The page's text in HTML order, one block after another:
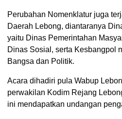
Perubahan Nomenklatur juga
Daerah Lebong, diantaranya
yaitu Dinas Pemerintahan
Dinas Sosial, serta Kesbangpol
Bangsa dan Politik.
Acara dihadiri pula Wabup
perwakilan Kodim Rejang
ini mendapatkan undangan